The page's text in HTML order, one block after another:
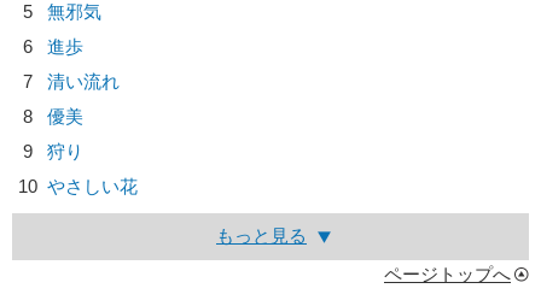
5
無邪気
6
進歩
7
清い流れ
8
優美
9
狩り
10 やさしい花
もっと見る
ページトップへ